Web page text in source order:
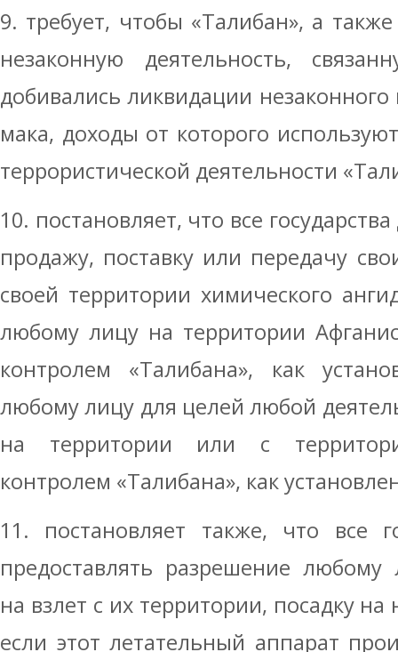
9. требует, чтобы «Талибан», а
незаконную деятельность,
добивались ликвидации
мака, доходы от которого
террористической деятельности
10. постановляет, что все
продажу, поставку или передачу
своей территории химического
любому лицу на территории
контролем «Талибана», как
любому лицу для целей любой
на территории или с
контролем «Талибана», как
11. постановляет также, что все
предоставлять разрешение любому
на взлет с их территории, посадку
если этот летательный аппарат